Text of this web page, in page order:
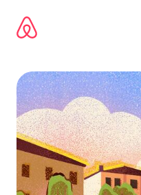
direct
naar